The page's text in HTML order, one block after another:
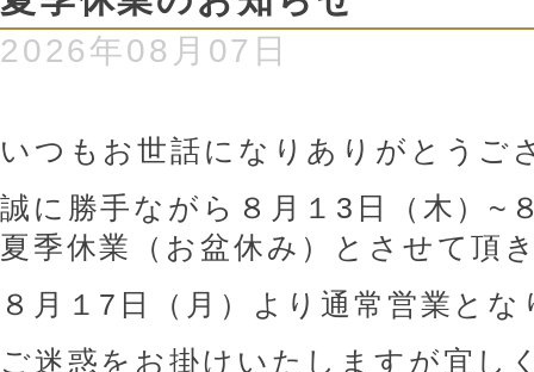
2026年08月07日
いつもお世話になりありがとうご
誠に勝手ながら８月１3日（木）~
夏季休業（お盆休み）とさせて頂
８月１7日（月）より通常営業とな
ご迷惑をお掛けいたしますが宜し